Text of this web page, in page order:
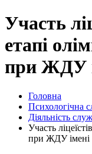
Участь
етапі
при ЖДУ
Головна
Психологічна
Діяльність
Участь
при ЖДУ імені